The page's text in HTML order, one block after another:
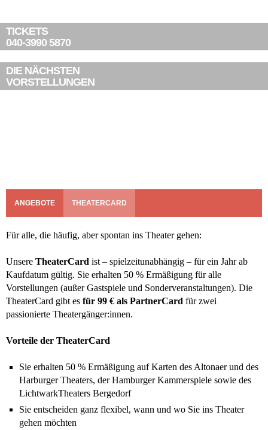
TICKETS
040-3990 5870
DIE NÄCHSTEN
VORSTELLUNGEN
ANGEBOTE THEATERCARD
Für alle, die häufig, aber spontan ins Theater gehen:
Unsere TheaterCard ist – spielzeitunabhängig – für ein Jahr ab
Kaufdatum gültig. Sie erhalten 50 % Ermäßigung für alle
Vorstellungen (außer Gastspiele und Sonderveranstaltungen). Die
TheaterCard gibt es für 99 € als PartnerCard für zwei
passionierte Theatergänger:innen.
Vorteile der TheaterCard
Sie erhalten 50 % Ermäßigung auf Karten des Altonaer und des
Harburger Theaters, der Hamburger Kammerspiele sowie des
LichtwarkTheaters Bergedorf
Sie entscheiden ganz flexibel, wann und wo Sie ins Theater
gehen möchten